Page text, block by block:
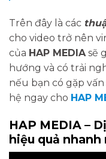
Trên đây là các
cho video trở nên
của HAP MEDIAsẽ
hướng và có trải
nếu bạn có gặp
hệ ngay cho HAP
HAP MEDIA –
hiệu quả nhanh